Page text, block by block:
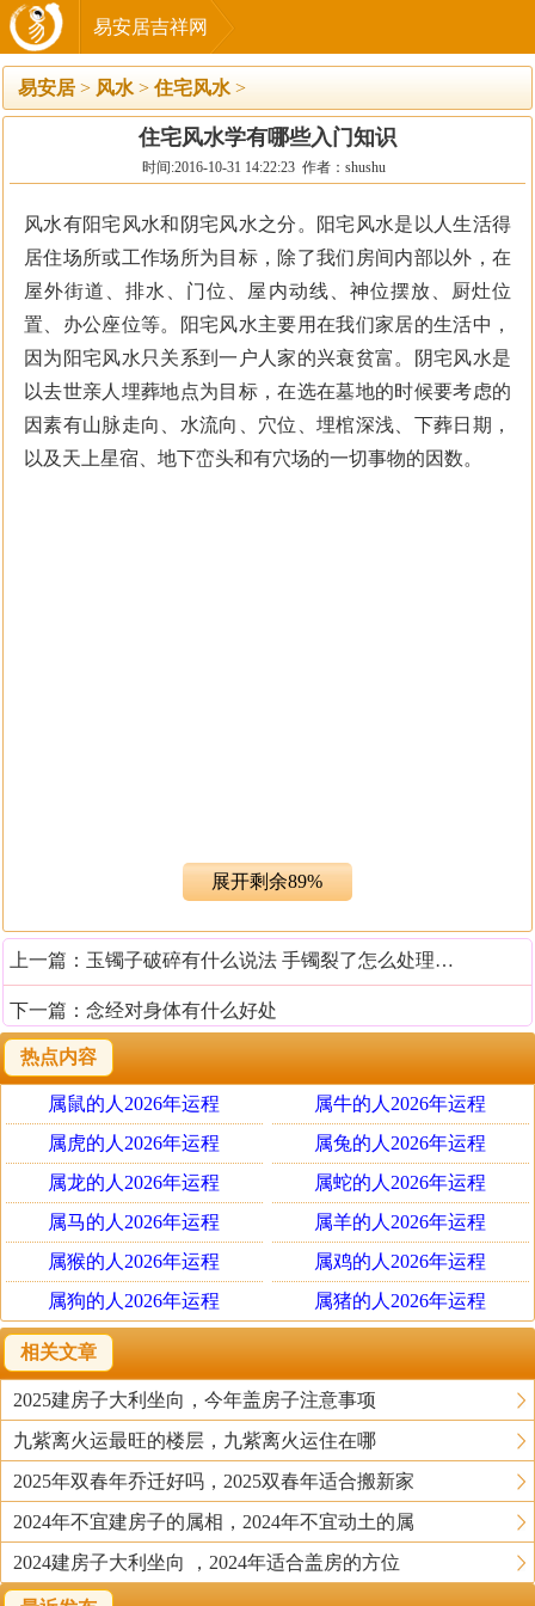
易安居吉祥网
易安居 > 风水 >住宅风水 >
住宅风水学有哪些入门知识
时间:2016-10-31 14:22:23 作者：shushu
风水有阳宅风水和阴宅风水之分。阳宅风水是以人生活得
居住场所或工作场所为目标，除了我们房间内部以外，在
屋外街道、排水、门位、屋内动线、神位摆放、厨灶位
置、办公座位等。阳宅风水主要用在我们家居的生活中，
因为阳宅风水只关系到一户人家的兴衰贫富。阴宅风水是
以去世亲人埋葬地点为目标，在选在墓地的时候要考虑的
因素有山脉走向、水流向、穴位、埋棺深浅、下葬日期，
以及天上星宿、地下峦头和有穴场的一切事物的因数。
住宅风水学有哪些入门知识
建筑学上的风水关系到我们家居生活，它主要是随逐自
然，把建筑和自然融为一体，合二为一，使整体环境美
化、和谐。根据自然的情况安排建筑布局，包括采光、通
风、取景，使得居住者可以更为舒适，追求将人居回归自
然的状态。家居风水是人与环境二者相融、相宜、相合。
它可以对家居的外部环境和室内环境进行细致分析、观形
察势。在方位上来讲家居风水跟我们风水学上是一致：左
（青龙）、右（白虎）、前（朱雀）、后（玄武）北
（子）、南（午）；如子山午向、背山望水。
一、格局协调
“宅以形势为身体，以泉水为血脉，以土地为皮肉，以草木
为毛发，以舍屋为衣服，以门户为冠带。若是如斯，是事
俨雅，乃为上吉。”古人把住宅人性化，说明住房格局搭配
得当的重要性。为何有些房子一走进去就会感觉到神清气
爽，如沐春风；而有的房子则感觉压抑沉闷，坐立不宁？
这就在于格局优劣的分别。四方宽敞、正大光明，布置协
调的格局是住家上乘之选。而以下几种类型的住宅则是要
避忌的：
展开剩余89%
上一篇： 玉镯子破碎有什么说法 手镯裂了怎么处理避灾
下一篇： 念经对身体有什么好处
热点内容
属鼠的人2026年运程
属牛的人2026年运程
属虎的人2026年运程
属兔的人2026年运程
属龙的人2026年运程
属蛇的人2026年运程
属马的人2026年运程
属羊的人2026年运程
属猴的人2026年运程
属鸡的人2026年运程
属狗的人2026年运程
属猪的人2026年运程
相关文章
2025建房子大利坐向，今年盖房子注意事项
九紫离火运最旺的楼层，九紫离火运住在哪
2025年双春年乔迁好吗，2025双春年适合搬新家
2024年不宜建房子的属相，2024年不宜动土的属
2024建房子大利坐向 ，2024年适合盖房的方位